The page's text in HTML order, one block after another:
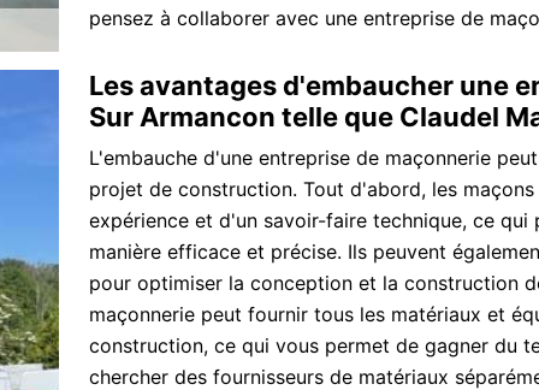
pensez à collaborer avec une entreprise de
Les avantages d'embaucher une
Sur Armancon telle que Claudel
L'embauche d'une entreprise de maçonnerie
projet de construction. Tout d'abord, les
expérience et d'un savoir-faire technique, ce
manière efficace et précise. Ils peuvent
pour optimiser la conception et la construction
maçonnerie peut fournir tous les matériaux et
construction, ce qui vous permet de gagner du
chercher des fournisseurs de matériaux